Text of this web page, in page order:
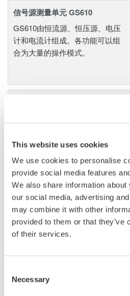
This website uses cookies
We use cookies to personalise
provide social media features
We also share information
our social media, advertising
may combine it with other
provided to them or that they’ve
of their services.
Selection
Necessary
信号源测量单元 GS610
GS610由恒流源、恒压源、电压
计和电流计组成。各功能可以组
合为大量的操作模式。
用的现场测试仪中集成了光功率
光时域反射仪 AQ7275
AQ7275是世界上最畅销的OTDR
之一。此产品系列已经开发了9个
波长跨度从850nm (MMF)到
择。